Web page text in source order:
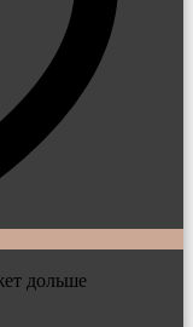
дольше